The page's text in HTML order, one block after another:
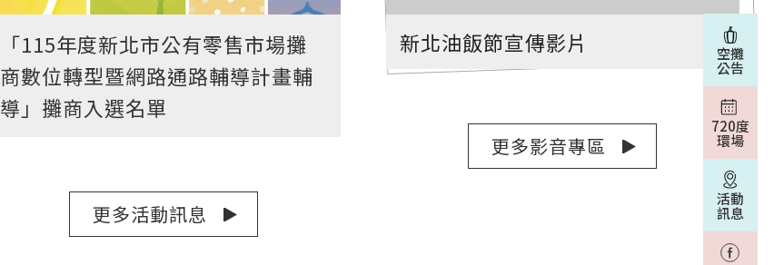
「115年度新北市公有零售市場攤
商數位轉型暨網路通路輔導計畫輔
導」攤商入選名單
更多活動訊息
新北油飯節宣傳影片
更多影音專區
空攤
公告
720度
環場
活動
訊息